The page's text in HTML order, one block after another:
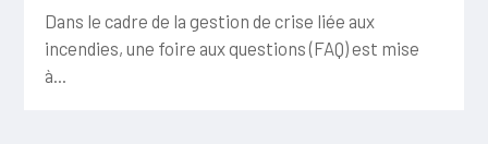
Dans le cadre de la gestion de crise liée aux
incendies, une foire aux questions (FAQ) est mise
à...